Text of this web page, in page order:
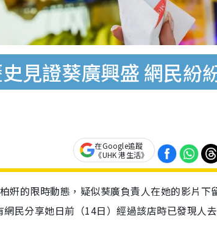
見證葵廣興盛 網民紛
在Google追蹤
《UHK 港生活》
姸的限時動態，疑似葵廣負責人在她的影片下
民分享她日前（14日）經過該店時已發現人